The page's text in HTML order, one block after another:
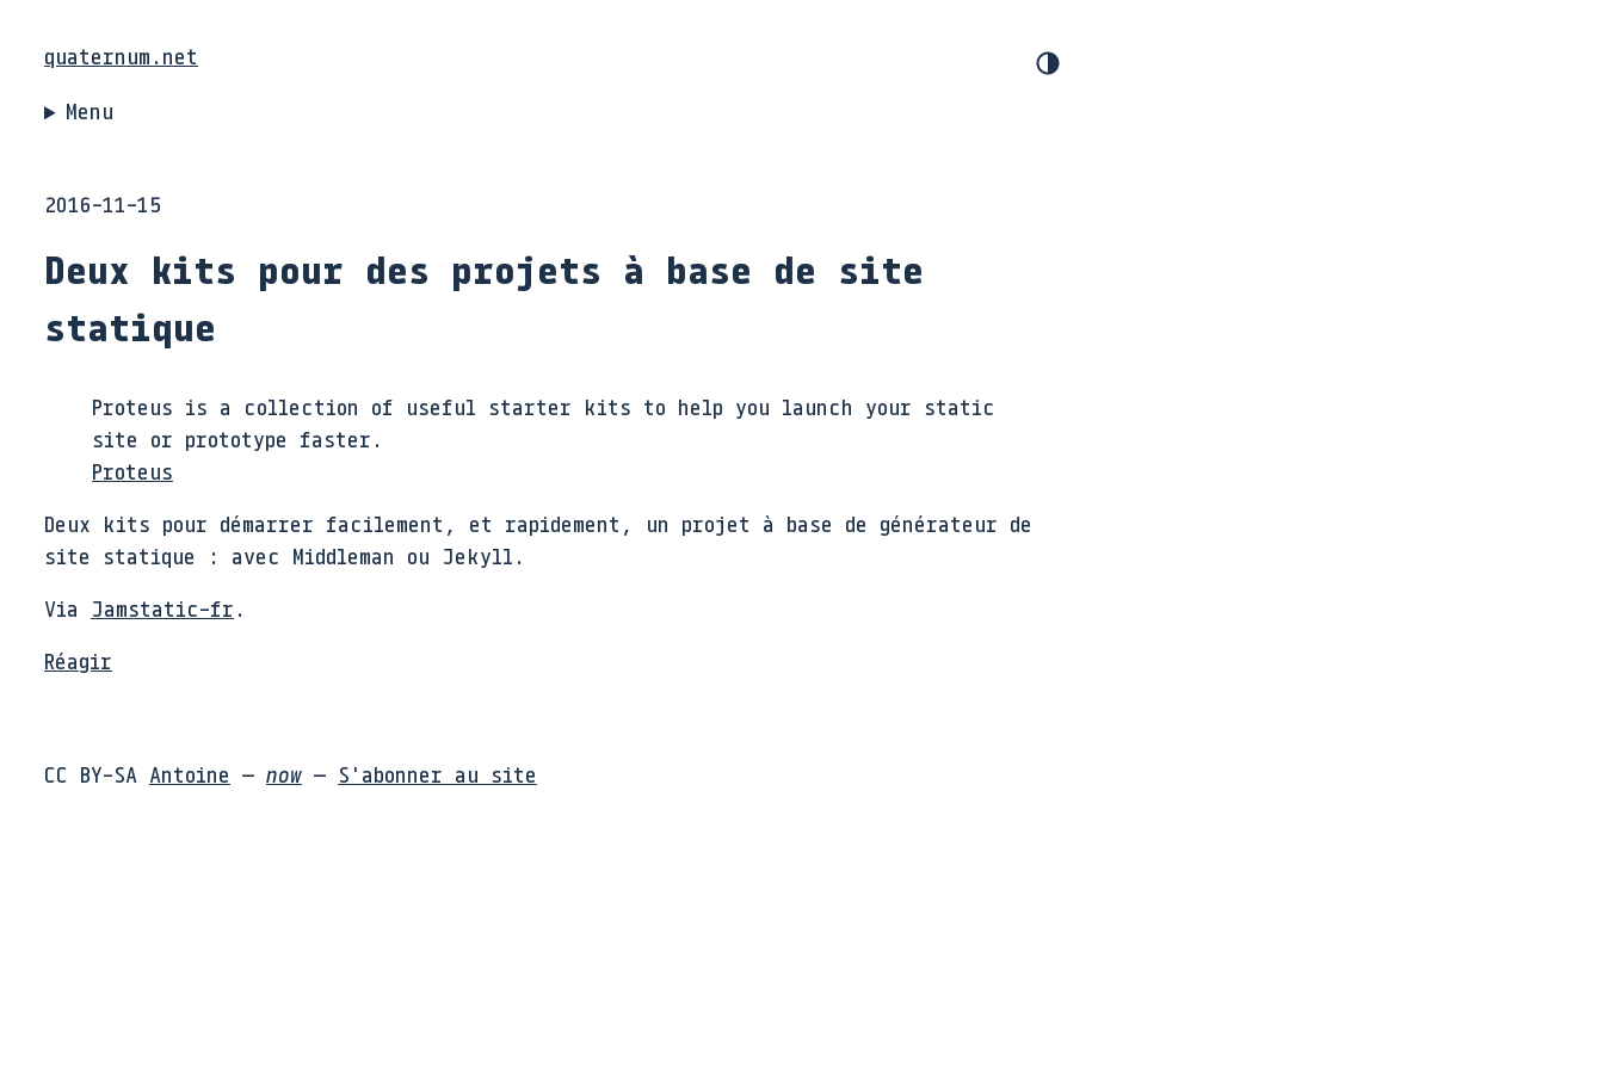
quaternum.net
Menu
2016-11-15
Deux kits pour des projets à base de site
statique
Proteus is a collection of useful starter kits to help you launch your static
site or prototype faster.
Proteus
Deux kits pour démarrer facilement, et rapidement, un projet à base de générateur de
site statique : avec Middleman ou Jekyll.
Via Jamstatic-fr .
Réagir
CC BY-SA Antoine — now — S'abonner au site